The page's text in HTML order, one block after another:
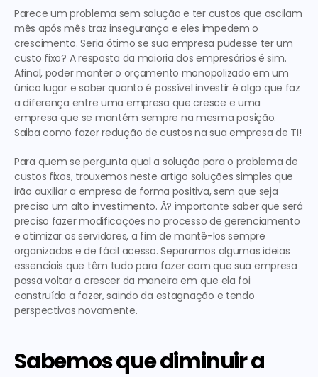
Parece um problema sem solução e ter custos que oscilam
mês após mês traz insegurança e eles impedem o
crescimento. Seria ótimo se sua empresa pudesse ter um
custo fixo? A resposta da maioria dos empresários é sim.
Afinal, poder manter o orçamento monopolizado em um
único lugar e saber quanto é possível investir é algo que faz
a diferença entre uma empresa que cresce e uma
empresa que se mantém sempre na mesma posição.
Saiba como fazer redução de custos na sua empresa de TI!
Para quem se pergunta qual a solução para o problema de
custos fixos, trouxemos neste artigo soluções simples que
irão auxiliar a empresa de forma positiva, sem que seja
preciso um alto investimento. Ã? importante saber que será
preciso fazer modificações no processo de gerenciamento
e otimizar os servidores, a fim de mantê-los sempre
organizados e de fácil acesso. Separamos algumas ideias
essenciais que têm tudo para fazer com que sua empresa
possa voltar a crescer da maneira em que ela foi
construída a fazer, saindo da estagnação e tendo
perspectivas novamente.
Sabemos que diminuir a